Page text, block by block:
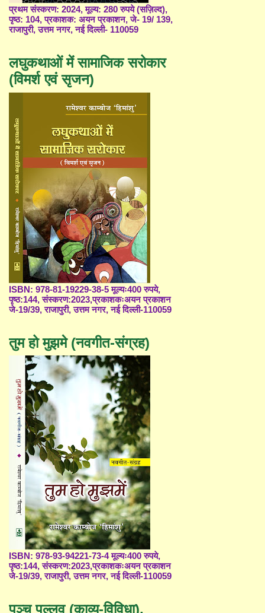
प्रथम संस्करण: 2024, मूल्य: 280 रुपये (सज़िल्द),
पृष्ठ: 104, प्रकाशक: अयन प्रकाशन, जे- 19/ 139,
राजापुरी, उत्तम नगर, नई दिल्ली- 110059
लघुकथाओं में सामाजिक सरोकार
(विमर्श एवं सृजन)
ISBN: 978-81-19229-38-5 मूल्यः400 रुपये,
पृष्ठ:144, संस्करण:2023,प्रकाशकःअयन प्रकाशन
जे-19/39, राजापुरी, उत्तम नगर, नई दिल्ली-110059
तुम हो मुझमे (नवगीत-संग्रह)
ISBN: 978-93-94221-73-4 मूल्यः400 रुपये,
पृष्ठ:144, संस्करण:2023,प्रकाशकःअयन प्रकाशन
जे-19/39, राजापुरी, उत्तम नगर, नई दिल्ली-110059
पञ्च पल्लव (काव्य-विविधा),